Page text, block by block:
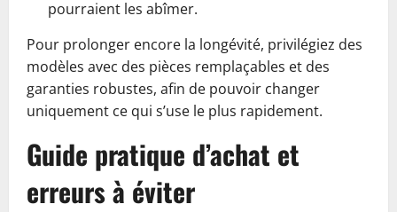
pourraient les abîmer.
Pour prolonger encore la longévité, privilégiez des
modèles avec des pièces remplaçables et des
garanties robustes, afin de pouvoir changer
uniquement ce qui s’use le plus rapidement.
Guide pratique d’achat et
erreurs à éviter